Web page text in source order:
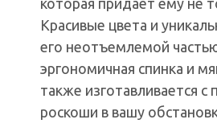
которая придает ему не
Красивые цвета и
его неотъемлемой
эргономичная спинка и
также изготавливается
роскоши в вашу